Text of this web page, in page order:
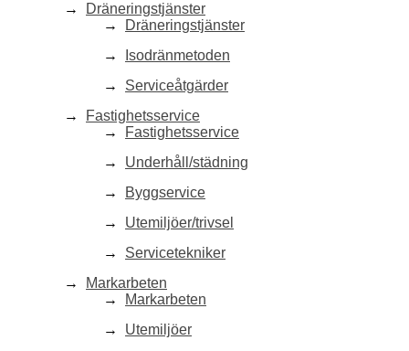
Dräneringstjänster
Dräneringstjänster
Isodränmetoden
Serviceåtgärder
Fastighetsservice
Fastighetsservice
Underhåll/städning
Byggservice
Utemiljöer/trivsel
Servicetekniker
Markarbeten
Markarbeten
Utemiljöer